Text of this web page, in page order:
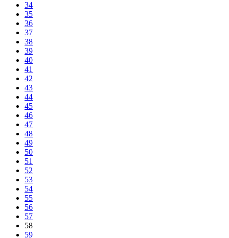
34
35
36
37
38
39
40
41
42
43
44
45
46
47
48
49
50
51
52
53
54
55
56
57
58
59